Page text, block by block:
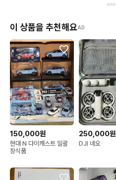
이 상품을 추천해요AD
150,000원
현대 N 다이캐스트 일괄
장식품
250,000원
DJI 네오